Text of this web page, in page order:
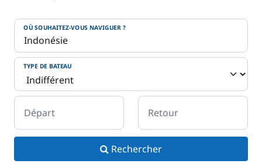
OÙ SOUHAITEZ-VOUS NAVIGUER ?
TYPE DE BATEAU
Départ Retour
Rechercher